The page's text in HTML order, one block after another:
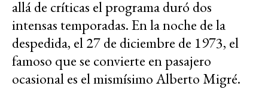
allá de críticas el programa duró dos
intensas temporadas. En la noche de la
despedida, el 27 de diciembre de 1973, el
famoso que se convierte en pasajero
ocasional es el mismísimo Alberto Migré.